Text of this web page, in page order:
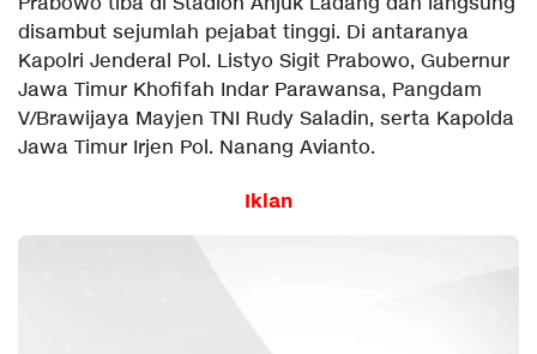
disambut sejumlah pejabat tinggi. Di antaranya
Kapolri Jenderal Pol. Listyo Sigit Prabowo, Gubernur
Jawa Timur Khofifah Indar Parawansa, Pangdam
V/Brawijaya Mayjen TNI Rudy Saladin, serta Kapolda
Jawa Timur Irjen Pol. Nanang Avianto.
Iklan